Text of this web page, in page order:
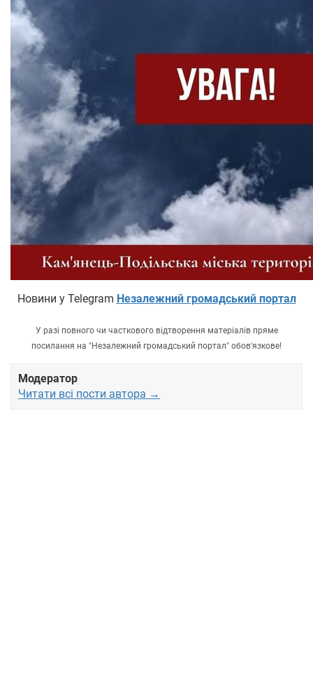
Новини у Telegram Незалежний громадський портал
У разі повного чи часткового відтворення матеріалів пряме
посилання на "Незалежний громадський портал" обов'язкове!
Модератор
Читати всі пости автора →